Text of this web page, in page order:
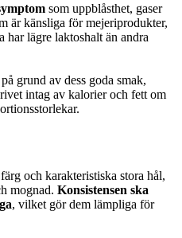
som uppblåsthet, gaser
är känsliga för mejeriprodukter,
har lägre laktoshalt än andra
på grund av dess goda smak,
intag av kalorier och fett om
och karakteristiska stora hål,
mognad. Konsistensen ska
, vilket gör dem lämpliga för